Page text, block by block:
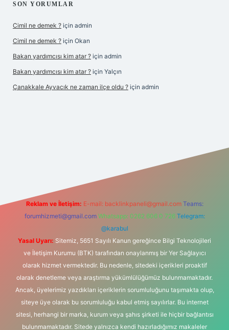
SON YORUMLAR
Cimil ne demek ? için admin
Cimil ne demek ? için Okan
Bakan yardımcısı kim atar ? için admin
Bakan yardımcısı kim atar ? için Yalçın
Çanakkale Ayvacık ne zaman ilçe oldu ? için admin
Reklam ve İletişim: E-mail: backlinkpaneli@gmail.com Teams:
forumhizmeti@gmail.com Whatsapp: 0262 606 0 726 Telegram:
@karabul
Yasal Uyarı: Sitemiz, 5651 Sayılı Kanun gereğince Bilgi Teknolojileri
ve İletişim Kurumu (BTK) tarafından onaylanmış bir Yer Sağlayıcı
olarak hizmet vermektedir. Bu nedenle, sitedeki içerikleri proaktif
olarak denetleme veya araştırma yükümlülüğümüz bulunmamaktadır.
Ancak, üyelerimiz yazdıkları içeriklerin sorumluluğunu taşımakta olup,
siteye üye olarak bu sorumluluğu kabul etmiş sayılırlar. Bu internet
sitesi, herhangi bir marka, kurum veya şahıs şirketi ile hiçbir bağlantısı
bulunmamaktadır. Sitede yalnızca kendi hazırladığımız makaleler